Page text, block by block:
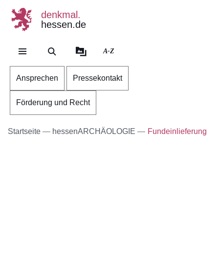
denkmal.
hessen.de
A-Z
Ansprechen Pressekontakt
Förderung und Recht
Startseite hessenARCHÄOLOGIE Fundeinlieferung